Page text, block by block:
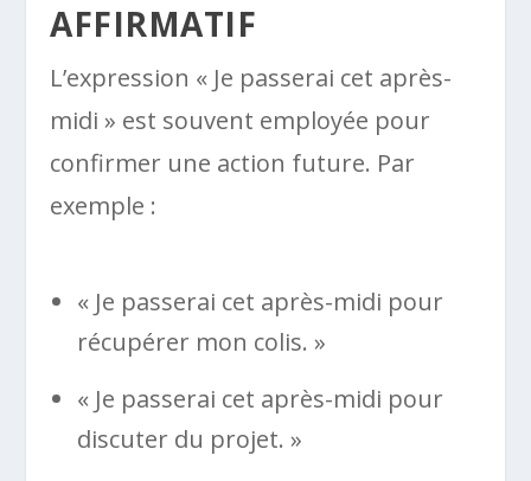
AFFIRMATIF
L’expression « Je passerai cet après-
midi » est souvent employée pour
confirmer une action future. Par
exemple :
« Je passerai cet après-midi pour
récupérer mon colis. »
« Je passerai cet après-midi pour
discuter du projet. »